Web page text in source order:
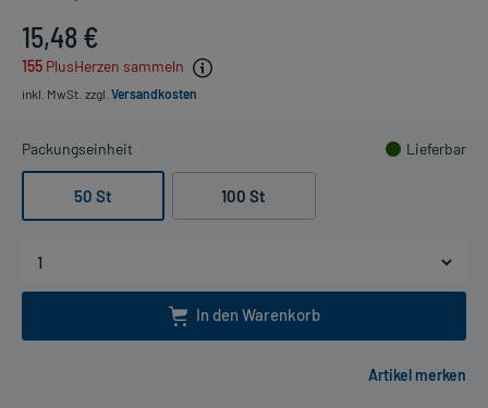
15,48 €
155 PlusHerzen sammeln
inkl. MwSt. zzgl. Versandkosten
Packungseinheit Lieferbar
50 St 100 St
In den Warenkorb